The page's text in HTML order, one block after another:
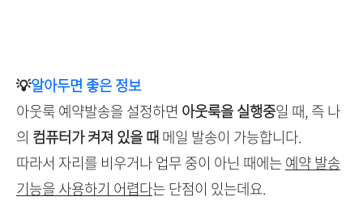
💡알아두면 좋은 정보
아웃룩 예약발송을 설정하면 아웃룩을 실행중일 때, 즉 나
의 컴퓨터가 켜져 있을 때메일 발송이 가능합니다.
따라서 자리를 비우거나 업무 중이 아닌 때에는예약 발송
기능을 사용하기 어렵다는 단점이 있는데요.